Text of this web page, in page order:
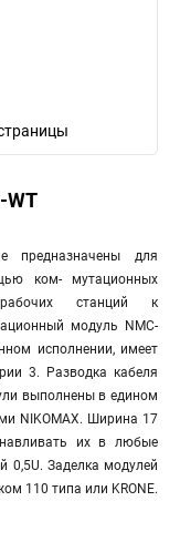
WT
предназначены для
ком- мутационных
рабочих станций к
модуль NMC-
исполнении, имеет
3. Разводка кабеля
выполнены в едином
NIKOMAX. Ширина 17
их в любые
0,5U. Заделка модулей
110 типа или KRONE.